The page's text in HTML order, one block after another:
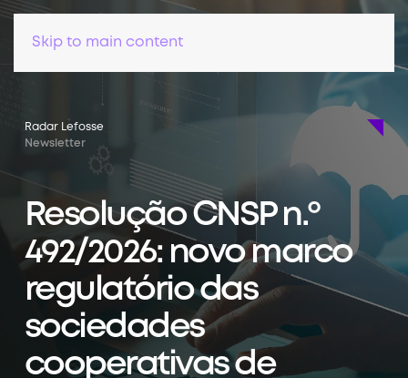
Skip to main content
Radar Lefosse
Newsletter
Resolução CNSP n.º
492/2026: novo marco
regulatório das
sociedades
cooperativas de